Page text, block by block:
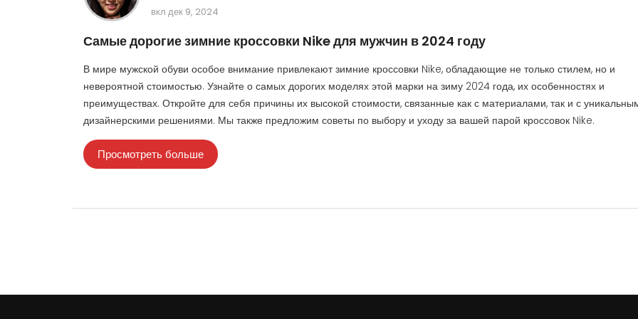
вкл дек 9, 2024
Самые дорогие зимние кроссовки Nike для мужчин в 2024 году
В мире мужской обуви особое внимание привлекают зимние кроссовки Nike, обладающие не только стилем, но и
невероятной стоимостью. Узнайте о самых дорогих моделях этой марки на зиму 2024 года, их особенностях и
преимуществах. Откройте для себя причины их высокой стоимости, связанные как с материалами, так и с
дизайнерскими решениями. Мы также предложим советы по выбору и уходу за вашей парой кроссовок Nike.
Просмотреть больше